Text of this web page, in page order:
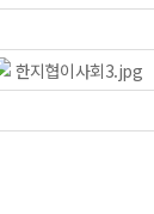
한지협이사회3.jpg